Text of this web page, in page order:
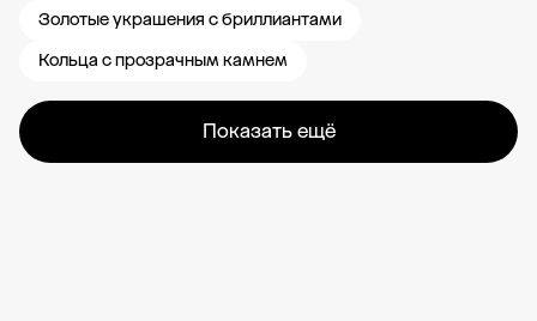
Золотые украшения с бриллиантами
Кольца с прозрачным камнем
Показать ещё